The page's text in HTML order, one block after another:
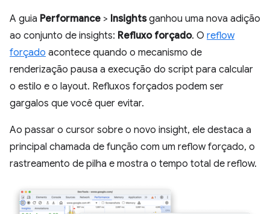
A guia Performance > Insightsganhou uma nova adição
ao conjunto de insights: Refluxo forçado. O reflow
forçado acontece quando o mecanismo de
renderização pausa a execução do script para calcular
o estilo e o layout. Refluxos forçados podem ser
gargalos que você quer evitar.
Ao passar o cursor sobre o novo insight, ele destaca a
principal chamada de função com um reflow forçado, o
rastreamento de pilha e mostra o tempo total de reflow.